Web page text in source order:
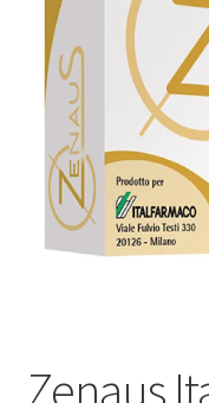
Мой аккаунт
Оставить отзыв
Оформление заказа
Скидки
Zenaus